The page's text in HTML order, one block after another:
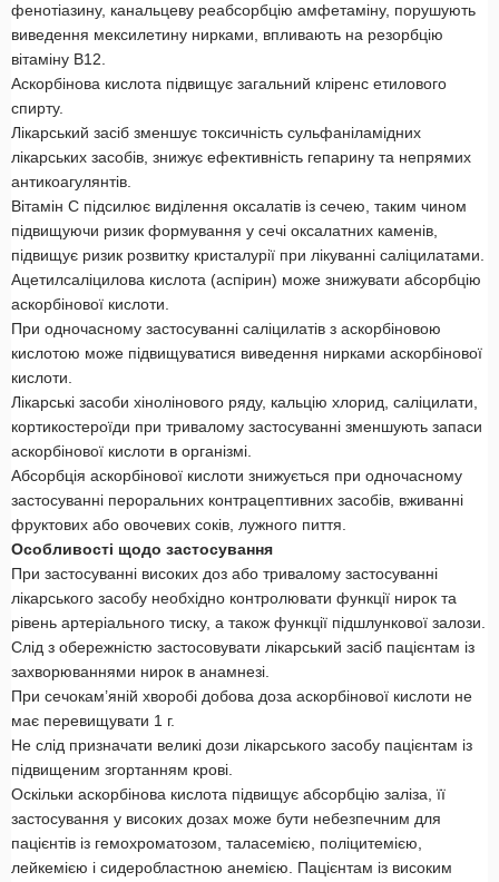
фенотіазину, канальцеву реабсорбцію амфетаміну, порушують
виведення мексилетину нирками, впливають на резорбцію
вітаміну В12.
Аскорбінова кислота підвищує загальний кліренс етилового
спирту.
Лікарський засіб зменшує токсичність сульфаніламідних
лікарських засобів, знижує ефективність гепарину та непрямих
антикоагулянтів.
Вітамін С підсилює виділення оксалатів із сечею, таким чином
підвищуючи ризик формування у сечі оксалатних каменів,
підвищує ризик розвитку кристалурії при лікуванні саліцилатами.
Ацетилсаліцилова кислота (аспірин) може знижувати абсорбцію
аскорбінової кислоти.
При одночасному застосуванні саліцилатів з аскорбіновою
кислотою може підвищуватися виведення нирками аскорбінової
кислоти.
Лікарські засоби хінолінового ряду, кальцію хлорид, саліцилати,
кортикостероїди при тривалому застосуванні зменшують запаси
аскорбінової кислоти в організмі.
Абсорбція аскорбінової кислоти знижується при одночасному
застосуванні пероральних контрацептивних засобів, вживанні
фруктових або овочевих соків, лужного пиття.
Особливості щодо застосування
При застосуванні високих доз або тривалому застосуванні
лікарського засобу необхідно контролювати функції нирок та
рівень артеріального тиску, а також функції підшлункової залози.
Слід з обережністю застосовувати лікарський засіб пацієнтам із
захворюваннями нирок в анамнезі.
При сечокам’яній хворобі добова доза аскорбінової кислоти не
має перевищувати 1 г.
Не слід призначати великі дози лікарського засобу пацієнтам із
підвищеним згортанням крові.
Оскільки аскорбінова кислота підвищує абсорбцію заліза, її
застосування у високих дозах може бути небезпечним для
пацієнтів із гемохроматозом, таласемією, поліцитемією,
лейкемією і сидеробластною анемією. Пацієнтам із високим